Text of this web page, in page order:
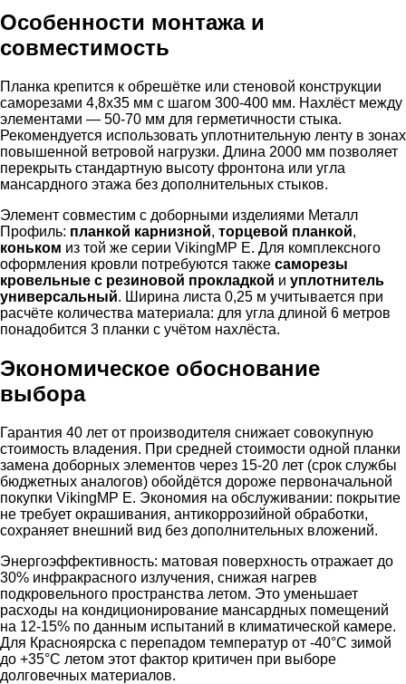
Особенности монтажа и
совместимость
Планка крепится к обрешётке или стеновой конструкции
саморезами 4,8х35 мм с шагом 300-400 мм. Нахлёст между
элементами — 50-70 мм для герметичности стыка.
Рекомендуется использовать уплотнительную ленту в зонах
повышенной ветровой нагрузки. Длина 2000 мм позволяет
перекрыть стандартную высоту фронтона или угла
мансардного этажа без дополнительных стыков.
Элемент совместим с доборными изделиями Металл
Профиль: планкой карнизной, торцевой планкой,
коньком из той же серии VikingMP E. Для комплексного
оформления кровли потребуются также саморезы
кровельные с резиновой прокладкой и уплотнитель
универсальный. Ширина листа 0,25 м учитывается при
расчёте количества материала: для угла длиной 6 метров
понадобится 3 планки с учётом нахлёста.
Экономическое обоснование
выбора
Гарантия 40 лет от производителя снижает совокупную
стоимость владения. При средней стоимости одной планки
замена доборных элементов через 15-20 лет (срок службы
бюджетных аналогов) обойдётся дороже первоначальной
покупки VikingMP E. Экономия на обслуживании: покрытие
не требует окрашивания, антикоррозийной обработки,
сохраняет внешний вид без дополнительных вложений.
Энергоэффективность: матовая поверхность отражает до
30% инфракрасного излучения, снижая нагрев
подкровельного пространства летом. Это уменьшает
расходы на кондиционирование мансардных помещений
на 12-15% по данным испытаний в климатической камере.
Для Красноярска с перепадом температур от -40°C зимой
до +35°C летом этот фактор критичен при выборе
долговечных материалов.